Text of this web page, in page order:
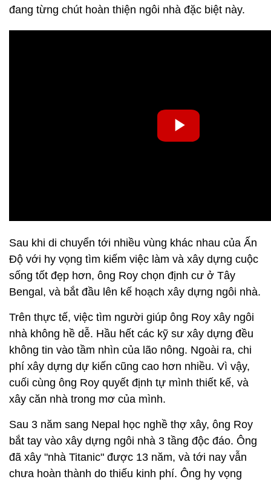
đang từng chút hoàn thiện ngôi nhà đặc biệt này.
Sau khi di chuyển tới nhiều vùng khác nhau của Ấn
Độ với hy vọng tìm kiếm việc làm và xây dựng cuộc
sống tốt đẹp hơn, ông Roy chọn định cư ở Tây
Bengal, và bắt đầu lên kế hoạch xây dựng ngôi nhà.
Trên thực tế, việc tìm người giúp ông Roy xây ngôi
nhà không hề dễ. Hầu hết các kỹ sư xây dựng đều
không tin vào tầm nhìn của lão nông. Ngoài ra, chi
phí xây dựng dự kiến cũng cao hơn nhiều. Vì vậy,
cuối cùng ông Roy quyết định tự mình thiết kế, và
xây căn nhà trong mơ của mình.
Sau 3 năm sang Nepal học nghề thợ xây, ông Roy
bắt tay vào xây dựng ngôi nhà 3 tầng độc đáo. Ông
đã xây "nhà Titanic" được 13 năm, và tới nay vẫn
chưa hoàn thành do thiếu kinh phí. Ông hy vọng